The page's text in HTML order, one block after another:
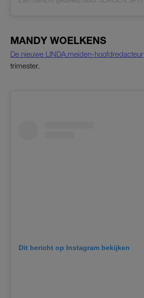
MANDY WOELKENS
De nieuwe LINDA.meiden-hoofdredacteur
trimester.
Dit bericht op Instagram bekijken